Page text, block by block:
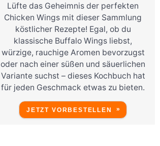
Lüfte das Geheimnis der perfekten
Chicken Wings mit dieser Sammlung
köstlicher Rezepte! Egal, ob du
klassische Buffalo Wings liebst,
würzige, rauchige Aromen bevorzugst
oder nach einer süßen und säuerlichen
Variante suchst – dieses Kochbuch hat
für jeden Geschmack etwas zu bieten.
JETZT VORBESTELLEN